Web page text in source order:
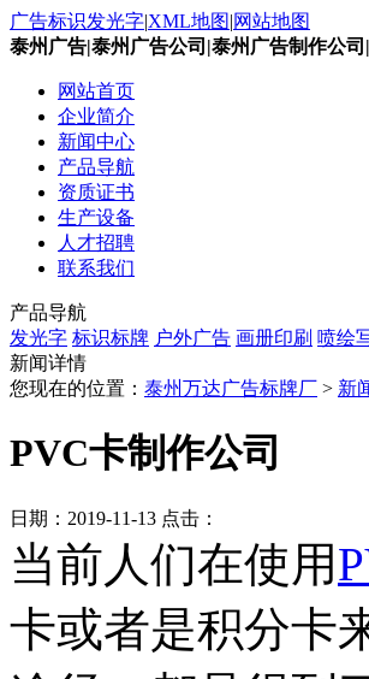
广告标识发光字|XML地图|网站地图
泰州广告|泰州广告公司|泰州广告制作公
网站首页
企业简介
新闻中心
产品导航
资质证书
生产设备
人才招聘
联系我们
产品导航
发光字 标识标牌 户外广告 画册印刷 喷绘
新闻详情
您现在的位置： 泰州万达广告标牌厂 > 新
PVC卡制作公司
日期： 2019-11-13 点击：
当前人们在使用
卡或者是积分卡